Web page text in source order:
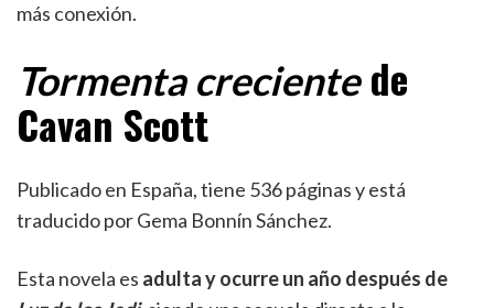
más conexión.
Tormenta crecientede
Cavan Scott
Publicado en España, tiene 536 páginas y está
traducido por Gema Bonnín Sánchez.
Esta novela es adulta y ocurre un año después de